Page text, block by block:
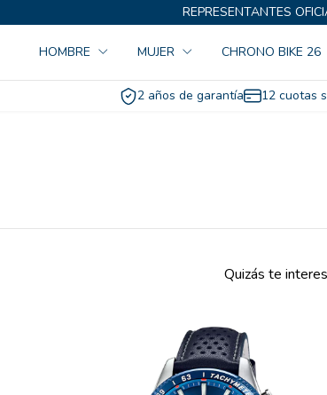
REPRESENTANTES
HOMBRE MUJER CHRONO BIKE 26
2 años de garantía 12 cuotas
Quizás te